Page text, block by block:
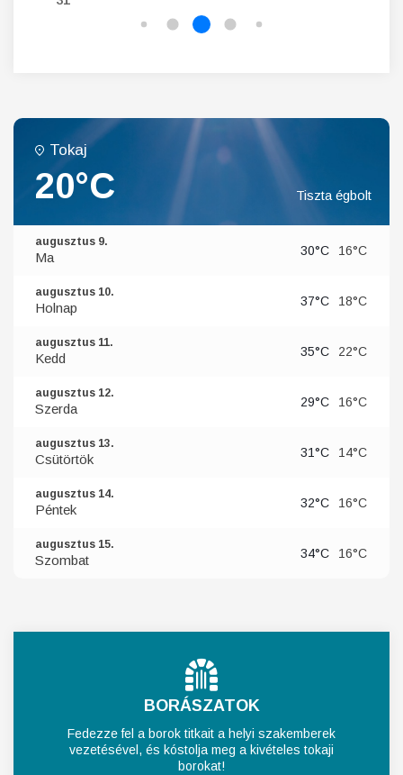
Tokaj
20°C Tiszta égbolt
augusztus 9.
Ma 30°C 16°C
augusztus 10.
Holnap 37°C 18°C
augusztus 11.
Kedd 35°C 22°C
augusztus 12.
Szerda 29°C 16°C
augusztus 13.
Csütörtök 31°C 14°C
augusztus 14.
Péntek 32°C 16°C
augusztus 15.
Szombat 34°C 16°C
BORÁSZATOK
Fedezze fel a borok titkait a helyi szakemberek
vezetésével, és kóstolja meg a kivételes tokaji
borokat!